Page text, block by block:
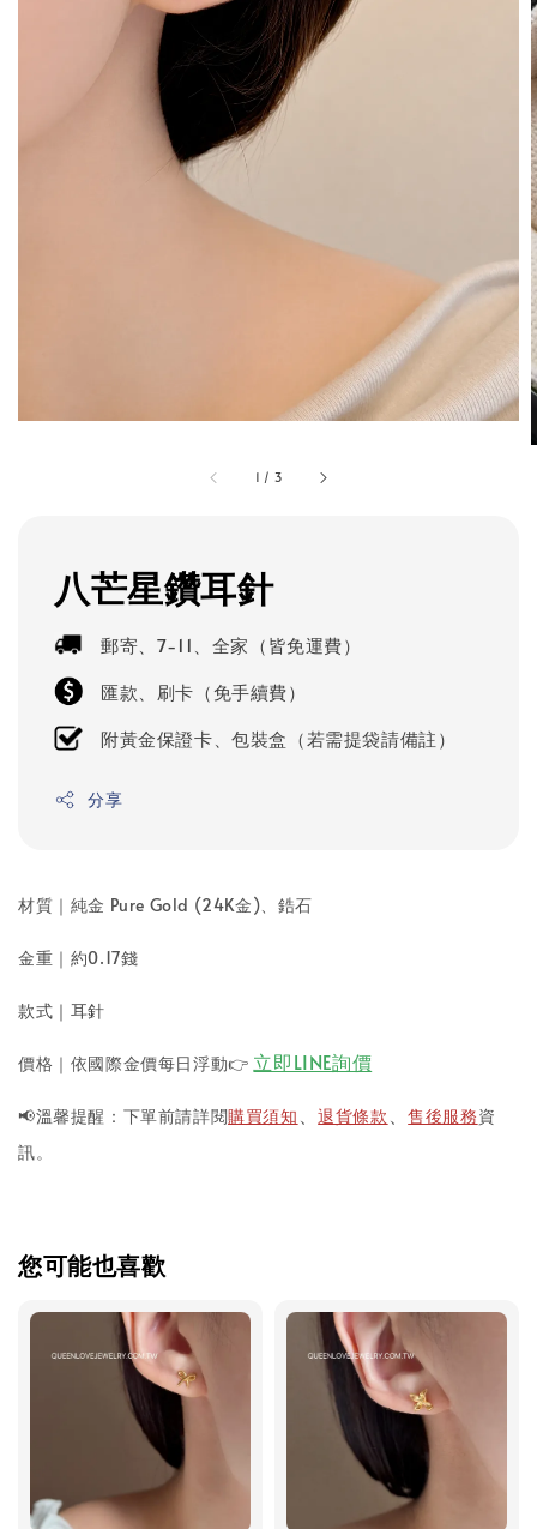
1 / 3
八芒星鑽耳針
郵寄、7-11、全家（皆免運費）
匯款、刷卡（免手續費）
附黃金保證卡、包裝盒（若需提袋請備註）
分享
材質｜純金 Pure Gold (24K金)、鋯石
金重｜ 約0.17錢
款式｜耳針
價格｜依國際金價每日浮動👉 立即LINE詢價
📢溫馨提醒：下單前請詳閱購買須知 、退貨條款 、售後服務資
訊。
您可能也喜歡